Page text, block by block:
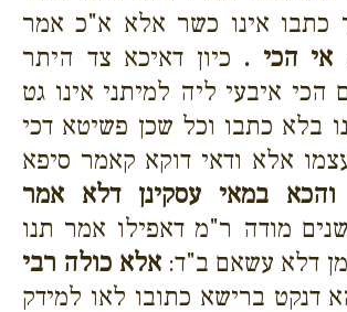
כתבו אינו כשר אלא א"כ אמר
אי הכי . כיון דאיכא צד היתר
הכי איבעי ליה למיתני אינו גט
בלא כתבו וכל שכן פשיטא דכי
אלא ודאי דוקא קאמר סיפא
והכא במאי עסקינן דלא אמר
מודה ר"מ דאפילו אמר תנו
דלא עשאם ב"ד:אלא כולה רבי
דנקט ברישא כתובו לאו למידק